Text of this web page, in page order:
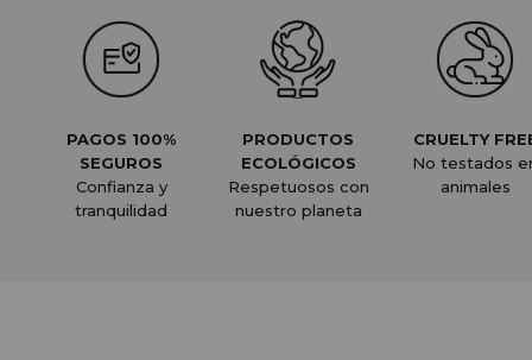
PAGOS 100%
SEGUROS
Confianza y
tranquilidad
PRODUCTOS
ECOLÓGICOS
Respetuosos con
nuestro planeta
CRUELTY
No testados
animales